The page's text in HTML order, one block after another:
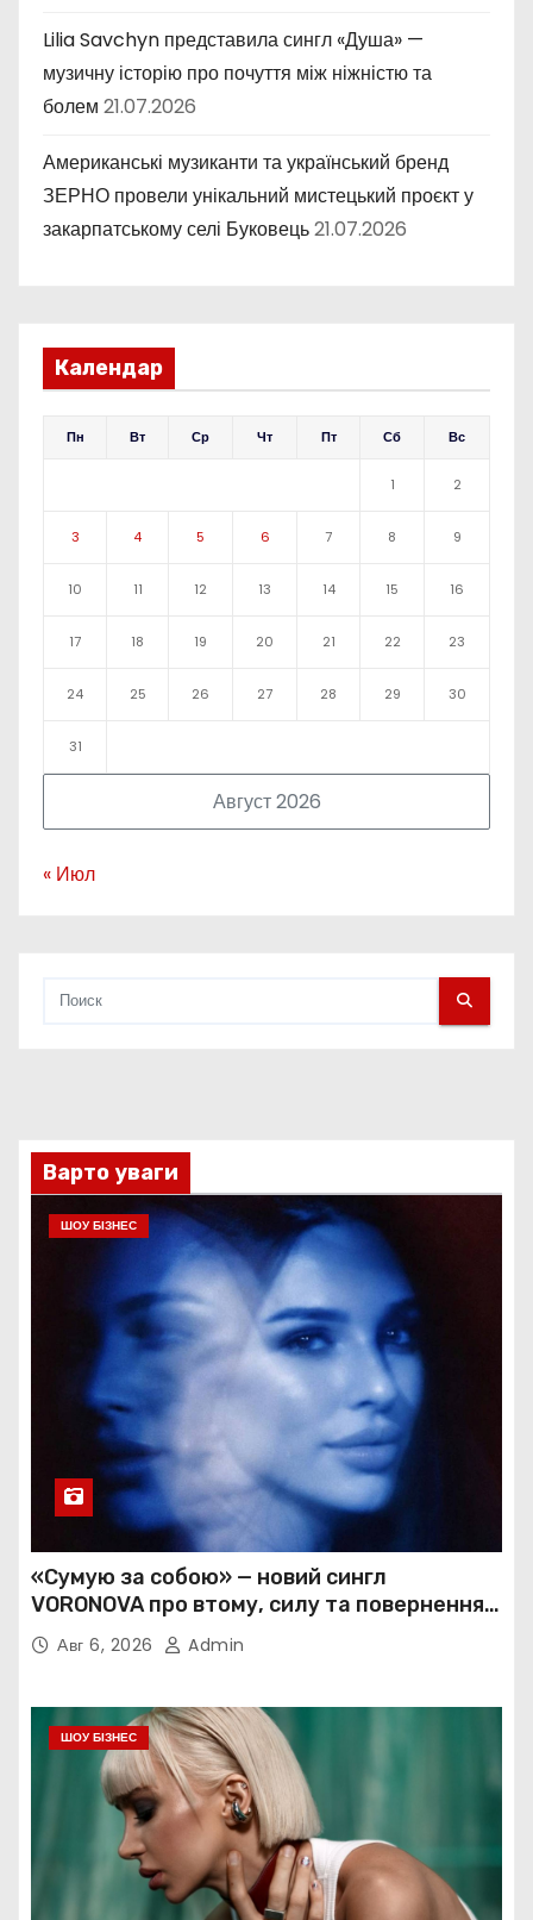
Lilia Savchyn представила сингл «Душа» —
музичну історію про почуття між ніжністю та
болем 21.07.2026
Американські музиканти та український бренд
ЗЕРНО провели унікальний мистецький проєкт у
закарпатському селі Буковець21.07.2026
Календар
Август 2026
Пн Вт Ср Чт Пт Сб Вс
1 2
3 4 5 6 7 8 9
10 11 12 13 14 15 16
17 18 19 20 21 22 23
24 25 26 27 28 29 30
31
« Июл
Варто уваги
ШОУ БІЗНЕС
«Сумую за собою» — новий сингл
VORONOVA про втому, силу та повернення
до себе
Авг 6, 2026 Admin
ШОУ БІЗНЕС